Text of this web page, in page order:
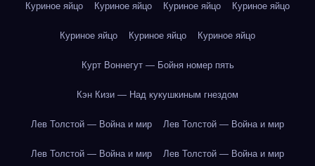
Куриное яйцо Куриное яйцо Куриное яйцо Куриное яйцо
Куриное яйцо Куриное яйцо Куриное яйцо
Курт Воннегут — Бойня номер пять
Кэн Кизи — Над кукушкиным гнездом
Лев Толстой — Война и мир Лев Толстой — Война и мир
Лев Толстой — Война и мир Лев Толстой — Война и мир